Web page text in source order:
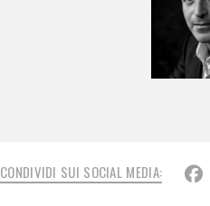
CONDIVIDI SUI SOCIAL MEDIA: